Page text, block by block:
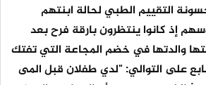
التقييم الطبي لحالة ابنتهم
إذ كانوا ينتظرون بارقة فرح بعد
والدتها في خضم المجاعة التي تفتك
على التوالي: "لدي طفلان قبل المى